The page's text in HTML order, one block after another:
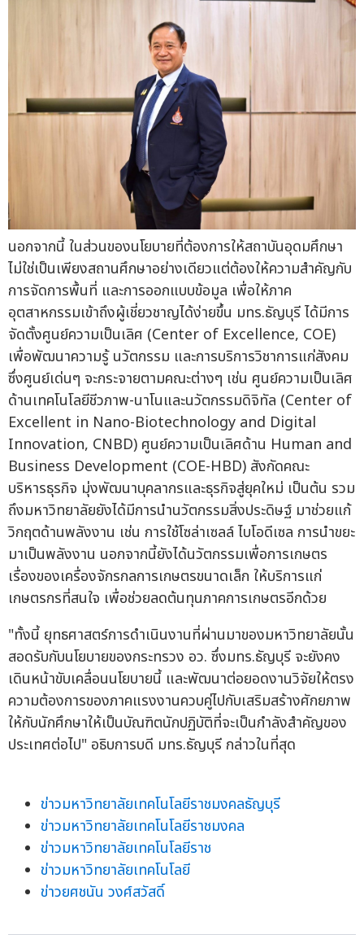
นอกจากนี้ ในส่วนของนโยบายที่ต้องการให้สถาบันอุดมศึกษา
ไม่ใช่เป็นเพียงสถานศึกษาอย่างเดียวแต่ต้องให้ความสำคัญกับ
การจัดการพื้นที่ และการออกแบบข้อมูล เพื่อให้ภาค
อุตสาหกรรมเข้าถึงผู้เชี่ยวชาญได้ง่ายขึ้น มทร.ธัญบุรี ได้มีการ
จัดตั้งศูนย์ความเป็นเลิศ (Center of Excellence, COE)
เพื่อพัฒนาความรู้ นวัตกรรม และการบริการวิชาการแก่สังคม
ซึ่งศูนย์เด่นๆ จะกระจายตามคณะต่างๆ เช่น ศูนย์ความเป็นเลิศ
ด้านเทคโนโลยีชีวภาพ-นาโนและนวัตกรรมดิจิทัล (Center of
Excellent in Nano-Biotechnology and Digital
Innovation, CNBD) ศูนย์ความเป็นเลิศด้าน Human and
Business Development (COE-HBD) สังกัดคณะ
บริหารธุรกิจ มุ่งพัฒนาบุคลากรและธุรกิจสู่ยุคใหม่ เป็นต้น รวม
ถึงมหาวิทยาลัยยังได้มีการนำนวัตกรรมสิ่งประดิษฐ์ มาช่วยแก้
วิกฤตด้านพลังงาน เช่น การใช้โซล่าเซลล์ ไบโอดีเซล การนำขยะ
มาเป็นพลังงาน นอกจากนี้ยังได้นวัตกรรมเพื่อการเกษตร
เรื่องของเครื่องจักรกลการเกษตรขนาดเล็ก ให้บริการแก่
เกษตรกรที่สนใจ เพื่อช่วยลดต้นทุนภาคการเกษตรอีกด้วย
"ทั้งนี้ ยุทธศาสตร์การดำเนินงานที่ผ่านมาของมหาวิทยาลัยนั้น
สอดรับกับนโยบายของกระทรวง อว. ซึ่งมทร.ธัญบุรี จะยังคง
เดินหน้าขับเคลื่อนนโยบายนี้ และพัฒนาต่อยอดงานวิจัยให้ตรง
ความต้องการของภาคแรงงานควบคู่ไปกับเสริมสร้างศักยภาพ
ให้กับนักศึกษาให้เป็นบัณฑิตนักปฏิบัติที่จะเป็นกำลังสำคัญของ
ประเทศต่อไป" อธิบการบดี มทร.ธัญบุรี กล่าวในที่สุด
ข่าวมหาวิทยาลัยเทคโนโลยีราชมงคลธัญบุรี
ข่าวมหาวิทยาลัยเทคโนโลยีราชมงคล
ข่าวมหาวิทยาลัยเทคโนโลยีราช
ข่าวมหาวิทยาลัยเทคโนโลยี
ข่าวยศชนัน วงศ์สวัสดิ์